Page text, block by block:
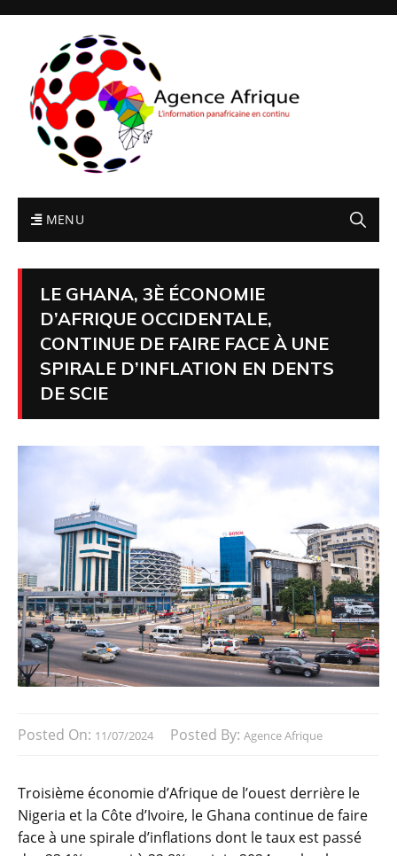
MENU
LE GHANA, 3È ÉCONOMIE
D’AFRIQUE OCCIDENTALE,
CONTINUE DE FAIRE FACE À UNE
SPIRALE D’INFLATION EN DENTS
DE SCIE
Posted On: 11/07/2024 Posted By: Agence Afrique
Troisième économie d’Afrique de l’ouest derrière le
Nigeria et la Côte d’Ivoire, le Ghana continue de faire
face à une spirale d’inflations dont le taux est passé